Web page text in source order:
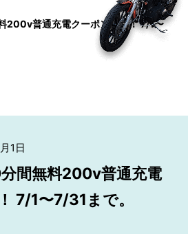
200v普通充電クーポン券！！ 7/1〜
1日
間無料200v普通充電
7/1〜7/31まで。